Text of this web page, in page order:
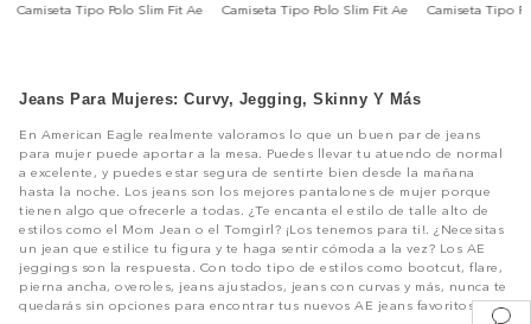
Camiseta Tipo Polo Slim Fit Ae Camiseta Tipo Polo Slim Fit Ae Camiseta Tipo
Jeans Para Mujeres: Curvy, Jegging, Skinny Y Más
En American Eagle realmente valoramos lo que un buen par de jeans
para mujer puede aportar a la mesa. Puedes llevar tu atuendo de normal
a excelente, y puedes estar segura de sentirte bien desde la mañana
hasta la noche. Los jeans son los mejores pantalones de mujer porque
tienen algo que ofrecerle a todas. ¿Te encanta el estilo de talle alto de
estilos como el Mom Jean o el Tomgirl? ¡Los tenemos para ti!. ¿Necesitas
un jean que estilice tu figura y te haga sentir cómoda a la vez? Los AE
jeggings son la respuesta. Con todo tipo de estilos como bootcut, flare,
pierna ancha, overoles, jeans ajustados, jeans con curvas y más, nunca te
quedarás sin opciones para encontrar tus nuevos AE jeans favoritos.